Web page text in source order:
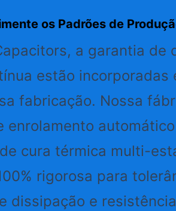
os Padrões de
a garantia de
estão incorporadas
fabricação. Nossa
enrolamento
cura térmica multi-
rigorosa para
dissipação e